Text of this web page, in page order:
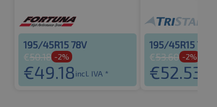
195/45R15 78V
€50.18 -2%
€49.18 incl. IVA *
195/45R15 78V
€53.60 -2%
€52.53